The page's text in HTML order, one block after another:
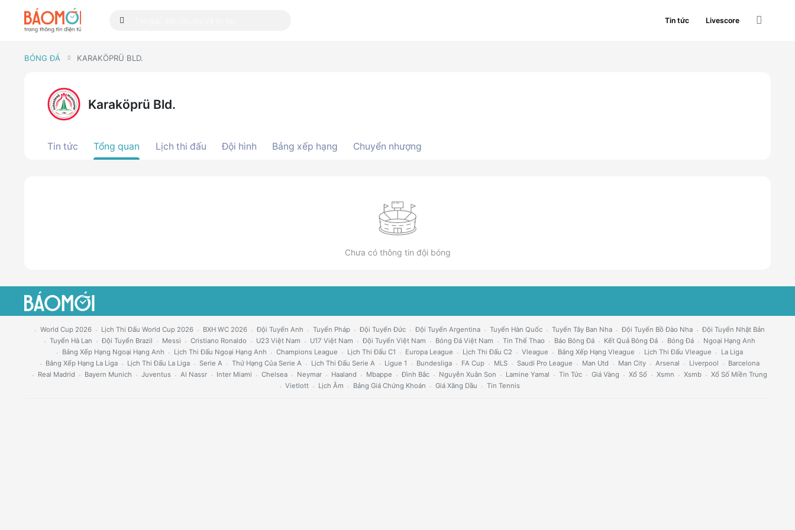
Tin tức Livescore
BÓNG ĐÁ KARAKÖPRÜ BLD.
Karaköprü Bld.
Tin tức Tổng quan Lịch thi đấu Đội hình Bảng xếp hạng Chuyển nhượng
Chưa có thông tin đội bóng
World Cup 2026 Lịch Thi Đấu World Cup 2026 BXH WC 2026 Đội Tuyển Anh Tuyển Pháp Đội Tuyển Đức Đội Tuyển Argentina Tuyển Hàn Quốc Tuyển Tây Ban Nha Đội Tuyển Bồ Đào Nha
Đội Tuyển Nhật Bản
Tuyển Hà Lan
Đội Tuyển Brazil Messi Cristiano Ronaldo U23 Việt Nam U17 Việt Nam Đội Tuyển Việt Nam Bóng Đá Việt Nam Tin Thể Thao Báo Bóng Đá Kết Quả Bóng Đá Bóng Đá
Ngoại Hạng Anh
Bảng Xếp Hạng Ngoại Hạng Anh
Lịch Thi Đấu Ngoại Hạng Anh Champions League Lịch Thi Đấu C1 Europa League Lịch Thi Đấu C2 Vleague Bảng Xếp Hạng Vleague Lịch Thi Đấu Vleague
La Liga
Bảng Xếp Hạng La Liga
Lịch Thi Đấu La Liga Serie A Thứ Hạng Của Serie A Lịch Thi Đấu Serie A Ligue 1 Bundesliga FA Cup MLS Saudi Pro League Man Utd Man City Arsenal Liverpool
Barcelona
Real Madrid
Bayern Munich Juventus Al Nassr Inter Miami Chelsea Neymar Haaland Mbappe Đình Bắc Nguyễn Xuân Son Lamine Yamal Tin Tức Giá Vàng Xổ Số Xsmn Xsmb
Xổ Số Miền Trung
Vietlott
Lịch Âm Bảng Giá Chứng Khoán Giá Xăng Dầu Tin Tennis